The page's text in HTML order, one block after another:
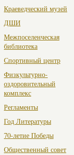
Краеведческий музей
ДШИ
Межпоселенческая
библиотека
Спортивный центр
Физкультурно-
оздоровительный
комплекс
Регламенты
Год Литературы
70-летие Победы
Общественный совет